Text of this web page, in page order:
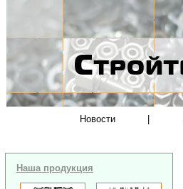
Новости
Наша продукция